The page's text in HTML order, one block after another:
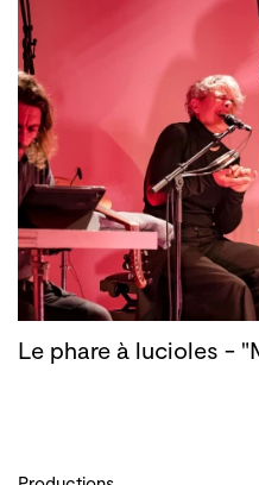
Le phare à lucioles -